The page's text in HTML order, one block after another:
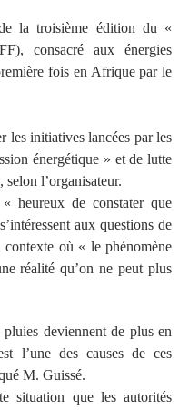
la troisième édition du «
consacré aux énergies
fois en Afrique par le
les initiatives lancées par les
énergétique » et de lutte
l’organisateur.
heureux de constater que
aux questions de
où « le phénomène
réalité qu’on ne peut plus
deviennent de plus en
l’une des causes de ces
M. Guissé.
situation que les autorités